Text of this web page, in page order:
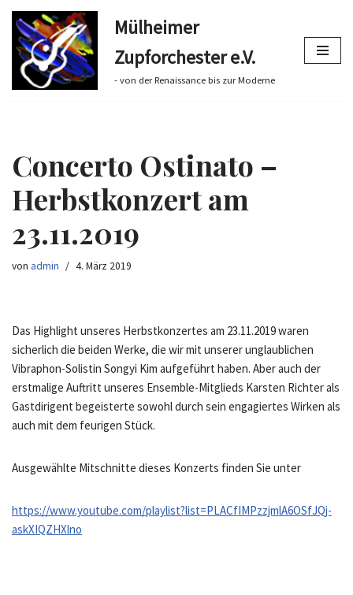
Zum
Inhalt
springen
Mülheimer
Zupforchester e.V.
- von der Renaissance bis zur Moderne
Concerto Ostinato –
Herbstkonzert am
23.11.2019
von admin 4. März 2019
Das Highlight unseres Herbstkonzertes am 23.11.2019 waren
sicherlich die beiden Werke, die wir mit unserer unglaublichen
Vibraphon-Solistin Songyi Kim aufgeführt haben. Aber auch der
erstmalige Auftritt unseres Ensemble-Mitglieds Karsten Richter als
Gastdirigent begeisterte sowohl durch sein engagiertes Wirken als
auch mit dem feurigen Stück.
Ausgewählte Mitschnitte dieses Konzerts finden Sie unter
https://www.youtube.com/playlist?list=PLACfIMPzzjmlA6OSfJQj-
askXIQZHXlno